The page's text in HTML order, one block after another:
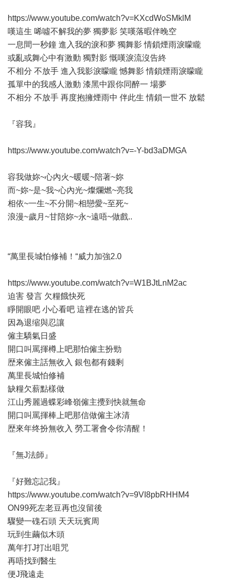
https://www.youtube.com/watch?v=KXcdWoSMklM
嘆這生 唏噓不解我的夢 獨夢影 笑嘆落暇伴晚空
一息間一秒鐘 進入我的淚和夢 獨舞影 情鎖煙雨淚矇矓
或亂或舞心中有激動 獨對影 慨嘆淚流沒告終
不相分 不放手 進入我影淚矇矓 憾舞影 情鎖煙雨淚矇矓
孤單中的我感人激動 漆黑中跟你同醉一 場夢
不相分 不放手 再度抱擁煙雨中 伴此生 情鎖一世不 放鬆
『容我』
https://www.youtube.com/watch?v=-Y-bd3aDMGA
容我做妳~心內火~暖暖~陪著~妳
而~妳~是~我~心內光~燦爛燃~亮我
相依~一生~不分開~相戀愛~至死~
浪漫~歲月~甘陪妳~永~遠唔~做戲..
“萬里長城怕修補！“威力加強2.0
https://www.youtube.com/watch?v=W1BJtLnM2ac
迫害 發言 欠糧餓快死
睜開眼吧 小心看吧 這裡在逃的皆兵
因為退缩與忍讓
僱主驕氣日盛
開口叫罵揮樽上吧那怕僱主扮勁
歴來僱主話無收入 銀包都有錢剩
萬里長城怕修補
缺糧欠薪點樣做
江山秀麗過蝶彩峰嶺僱主攪到快就無命
開口叫罵揮棒上吧那信做僱主冰清
歴來年终扮無收入 勞工署會令你清醒！
『無J法師』
『好難忘記我』
https://www.youtube.com/watch?v=9VI8pbRHHM4
ON99死左老豆再也沒留後
驟變一磈石頭 天天玩賓周
玩到生繭似木頭
萬年打J打出咀咒
再唔找到醫生
便J飛遠走